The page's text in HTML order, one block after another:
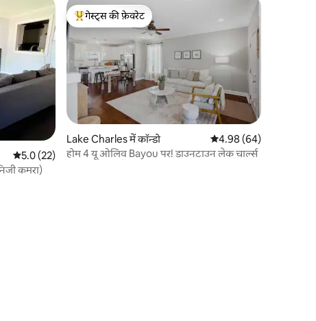
औसत रेटिंग 5 में से 5.0, 22 समीक्षाएँ
5.0 (22)
कमरा)
गेस्ट्स का टॉप फ़ेवरेट
गेस्ट्स की फ़ेवरेट
Lake Charles में कॉन्डो औसत रेटिंग 5 में से 4.98,
4.98 (64)
होम 4 यू ओलिव Bayou पर! डाउनटाउन लेक चार्ल्स